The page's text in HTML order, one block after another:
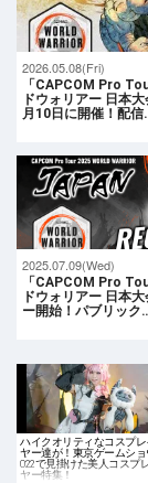
2026.05.08(Fri)
「CAPCOM Pro
ドウォリアー 日本
月10日に開催！配
2025.07.09(Wed)
「CAPCOM Pro
ドウォリアー 日本
ー開始！パブリック
ハイクオリティなコスプレ
ヤー達が！東京ゲームショ
022で見掛けた美人コスプ
ヤー特集！